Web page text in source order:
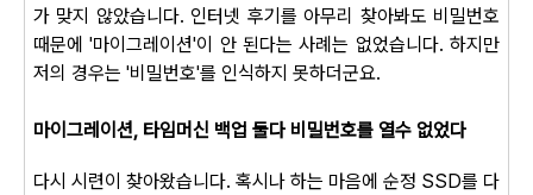
가 맞지 않았습니다. 인터넷 후기를 아무리 찾아봐도 비밀번호
때문에 '마이그레이션'이 안 된다는 사례는 없었습니다. 하지만
저의 경우는 '비밀번호'를 인식하지 못하더군요.
마이그레이션, 타임머신 백업 둘다 비밀번호를 열수 없었다
다시 시련이 찾아왔습니다. 혹시나 하는 마음에 순정 SSD를 다